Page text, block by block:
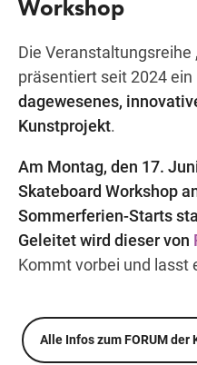
Workshop
Die Veranstaltungsreihe
präsentiert seit 2024 ein
dagewesenes,
Kunstprojekt.
Am Montag, den 17.
Skateboard Workshop
Sommerferien-Starts
Geleitet wird dieser von
Kommt vorbei und lasst
Alle Infos zum FORUM der